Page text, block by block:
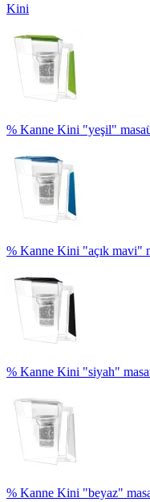
Kini
% Kanne Kini "yeşil"
% Kanne Kini "açık mavi"
% Kanne Kini "siyah"
% Kanne Kini "beyaz"